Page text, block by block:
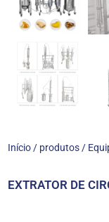
Início / produtos /
EXTRATOR DE